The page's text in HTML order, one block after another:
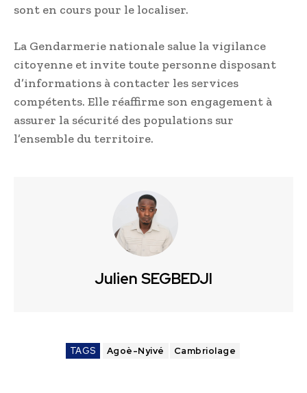
sont en cours pour le localiser.
La Gendarmerie nationale salue la vigilance
citoyenne et invite toute personne disposant
d’informations à contacter les services
compétents. Elle réaffirme son engagement à
assurer la sécurité des populations sur
l’ensemble du territoire.
Julien SEGBEDJI
TAGS Agoè-Nyivé Cambriolage